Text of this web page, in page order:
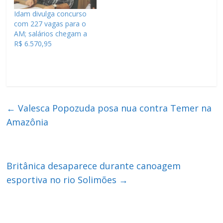
Idam divulga concurso
com 227 vagas para o
AM; salários chegam a
R$ 6.570,95
← Valesca Popozuda posa nua contra Temer na
Amazônia
Britânica desaparece durante canoagem
esportiva no rio Solimões →